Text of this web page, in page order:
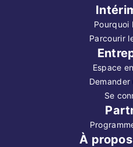
Pourquoi
Parcourir
Espace
Se
À